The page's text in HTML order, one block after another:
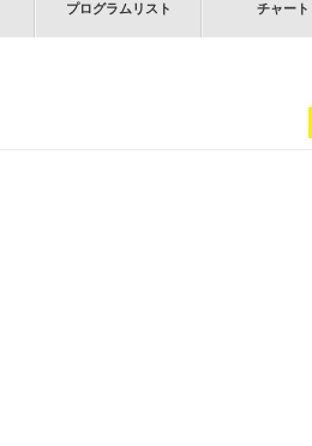
プログラムリスト チャート